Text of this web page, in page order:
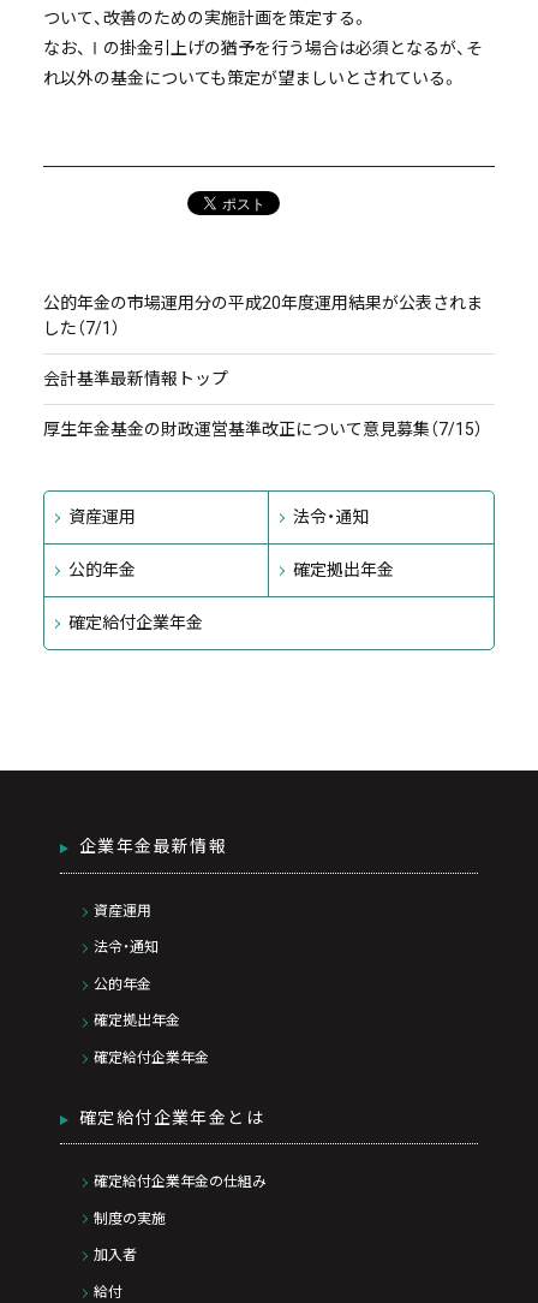
ついて、改善のための実施計画を策定する。
なお、Ⅰの掛金引上げの猶予を行う場合は必須となるが、そ
れ以外の基金についても策定が望ましいとされている。
公的年金の市場運用分の平成20年度運用結果が公表されま
した（7/1）
会計基準最新情報トップ
厚生年金基金の財政運営基準改正について意見募集（7/15）
資産運用 法令・通知
公的年金 確定拠出年金
確定給付企業年金
企業年金最新情報
資産運用
法令・通知
公的年金
確定拠出年金
確定給付企業年金
確定給付企業年金とは
確定給付企業年金の仕組み
制度の実施
加入者
給付